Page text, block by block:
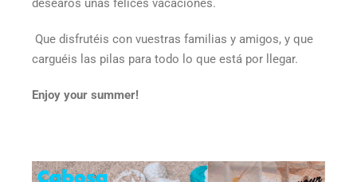
desearos unas felices vacaciones.
Que disfrutéis con vuestras familias y amigos, y que
carguéis las pilas para todo lo que está por llegar.
Enjoy your summer!